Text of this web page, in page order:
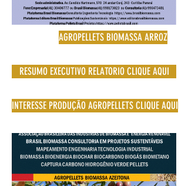
AGROPELLETS BIOMASSA ARROZ
RESUMO EXECUTIVO RELATORIO CLIQUE AQUI
INTERESSE PRODUÇÃO AGROPELLETS CLIQUE AQUI